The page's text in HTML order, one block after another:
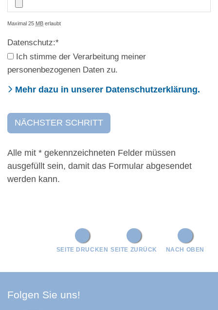
Maximal 25 MB erlaubt
Datenschutz:*
Ich stimme der Verarbeitung meiner
personenbezogenen Daten zu.
Mehr dazu in unserer Datenschutzerklärung.
Alle mit * gekennzeichneten Felder müssen
ausgefüllt sein, damit das Formular abgesendet
werden kann.
NACH OBEN
SEITE ZURÜCK
SEITE DRUCKEN
Folgen Sie uns!